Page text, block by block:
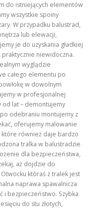
do istniejących elementów
wszystkie spoiny
W przypadku balustrad,
lub elewacji,
je do uzyskania gładkiej
niewidoczna.
wyglądzie
całego elementu po
w dowolnym
w profesjonalnej
od lat – demontujemy
odebraniu montujemy z
oferujemy malowanie
które również daje bardzo
tralka w balustradzie
dla bezpieczeństwa,
aż dojdzie do
któraś z tralek jest
naprawa spawalnicza
i bezpieczeństwo. Szybka
do stu złotych,